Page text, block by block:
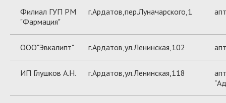
Филиал ГУП РМ
"Фармация"
г.Ардатов,пер.Луначарского,1
ООО"Эвкалипт" г.Ардатов,ул.Ленинская,102
ИП Глушков А.Н. г.Ардатов,ул.Ленинская,118